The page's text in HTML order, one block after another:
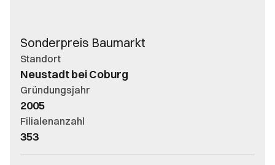
Sonderpreis Baumarkt
Standort
Neustadt bei Coburg
Gründungsjahr
2005
Filialenanzahl
353